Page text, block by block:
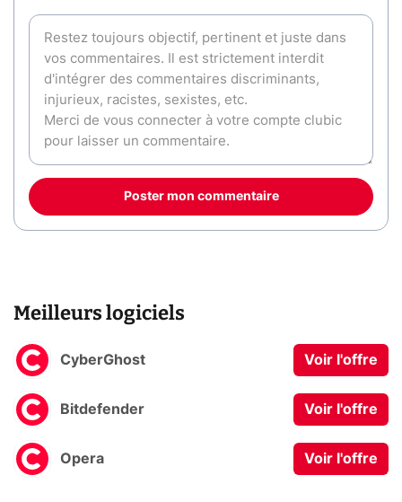
Poster mon commentaire
Meilleurs logiciels
CyberGhost Voir l'offre
Bitdefender Voir l'offre
Opera Voir l'offre